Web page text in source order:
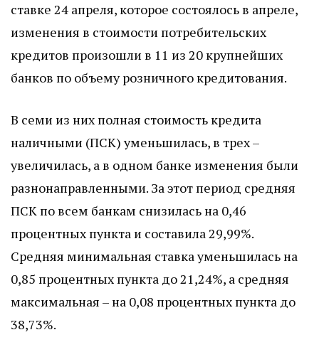
ставке 24 апреля, которое состоялось в апреле,
изменения в стоимости потребительских
кредитов произошли в 11 из 20 крупнейших
банков по объему розничного кредитования.
В семи из них полная стоимость кредита
наличными (ПСК) уменьшилась, в трех –
увеличилась, а в одном банке изменения были
разнонаправленными. За этот период средняя
ПСК по всем банкам снизилась на 0,46
процентных пункта и составила 29,99%.
Средняя минимальная ставка уменьшилась на
0,85 процентных пункта до 21,24%, а средняя
максимальная – на 0,08 процентных пункта до
38,73%.